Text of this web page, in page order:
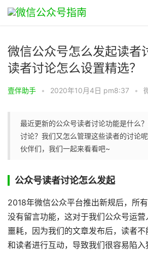
微信公众号怎么发起读者
读者讨论怎么设置精选？
壹伴助手 • 2020年10月4日 pm8:37 •
最近更新的公众号读者讨论功能是什么
讨论？我们又怎么管理这些读者的讨论呢
伙伴们，我们一起来看看吧~
公众号读者讨论怎么发起
2018年微信公众平台推出新规后，所
没有留言功能，这对于我们公众号运
噩耗，因为我们的文章发布后，读者
和读者进行互动，导致我们很容易陷